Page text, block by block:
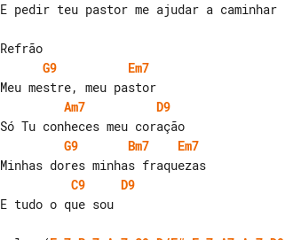
E pedir teu pastor me ajudar a caminhar
G9
Em7
Am7
D9
G9
Bm7
Em7
C9
D9
E tudo o que sou